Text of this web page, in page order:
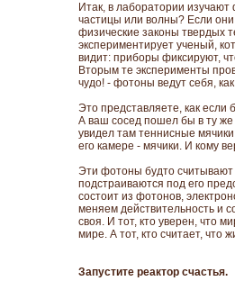
Итак, в лаборатории
частицы или волны? Если
физические законы твердых
экспериментирует ученый,
видит: приборы фиксируют,
Вторым те эксперименты
чудо! - фотоны ведут себя,
Это представляете, как если
А ваш сосед пошел бы в ту
увидел там теннисные
его камере - мячики. И кому
Эти фотоны будто
подстраиваются под его
состоит из фотонов,
меняем действительность и
своя. И тот, кто уверен, что
мире. А тот, кто считает, что
Запустите реактор счастья.